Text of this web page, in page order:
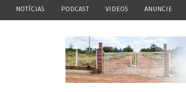
NOTÍCIAS PODCAST VIDEOS ANUNCIE